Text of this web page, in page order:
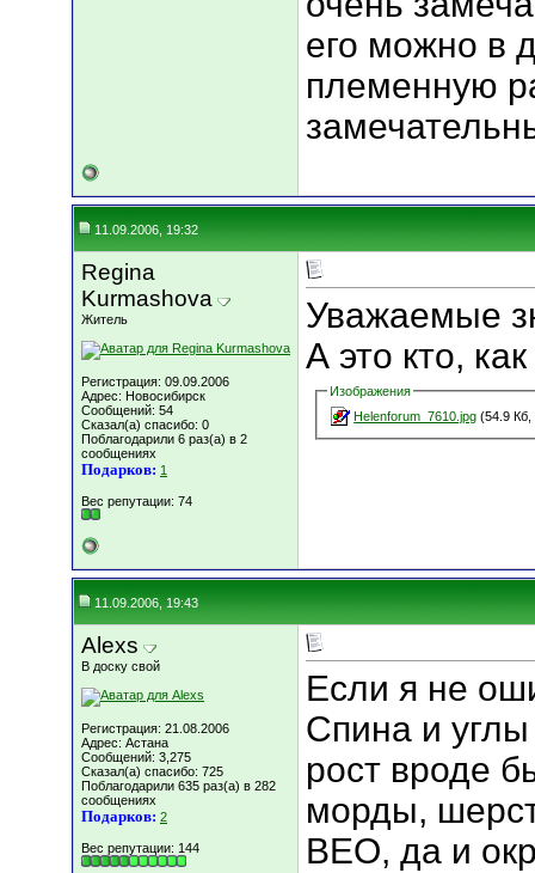
его можно в
племенную
11.09.2006, 19:32
Regina
Kurmashova
Житель
Регистрация: 09.09.2006
Адрес: Новосибирск
Сообщений: 54
Сказал(а) спасибо: 0
Поблагодарили 6 раз(а) в 2
сообщениях
Подарков: 1
Вес репутации: 74
Уважаемые
А это кто,
Изображения
Helenforum_7610.jpg (54.9 Кб,
11.09.2006, 19:43
Alexs
В доску свой
Регистрация: 21.08.2006
Адрес: Астана
Сообщений: 3,275
Сказал(а) спасибо: 725
Поблагодарили 635 раз(а) в 282
сообщениях
Подарков: 2
Вес репутации: 144
Если я не
Спина и
рост вроде
морды,
ВЕО, да и